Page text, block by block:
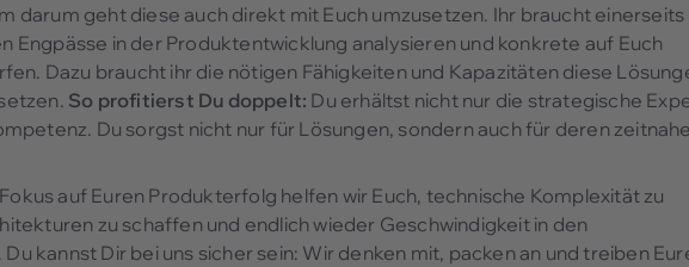
darum geht diese auch direkt mit Euch umzusetzen. Ihr braucht einerseits
Engpässe in der Produktentwicklung analysieren und konkrete auf Euch
Dazu braucht ihr die nötigen Fähigkeiten und Kapazitäten diese
So profitierst Du doppelt: Du erhältst nicht nur die strategische
Du sorgst nicht nur für Lösungen, sondern auch für deren zeitnahe
auf Euren Produkterfolg helfen wir Euch, technische Komplexität zu
zu schaffen und endlich wieder Geschwindigkeit in den
kannst Dir bei uns sicher sein: Wir denken mit, packen an und treiben